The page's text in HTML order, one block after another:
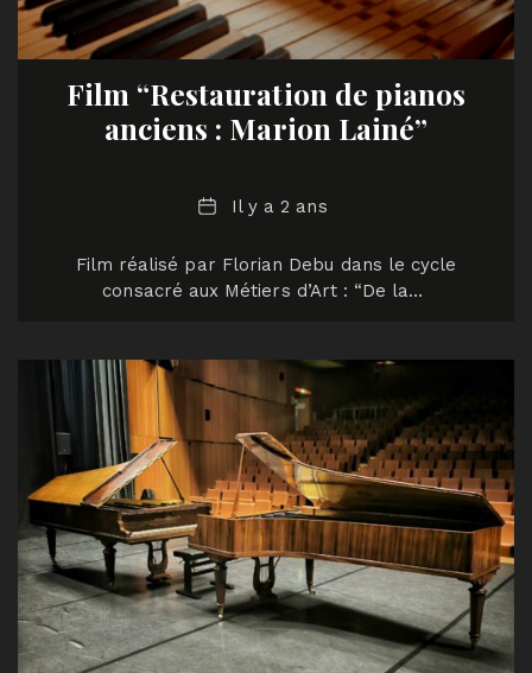
Film “Restauration de pianos
anciens : Marion Lainé”
DateIl y a 2 ans
Film réalisé par Florian Debu dans le cycle
consacré aux Métiers d’Art : “De la…